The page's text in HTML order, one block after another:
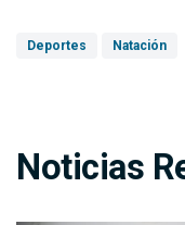
Deportes Natación
Noticias